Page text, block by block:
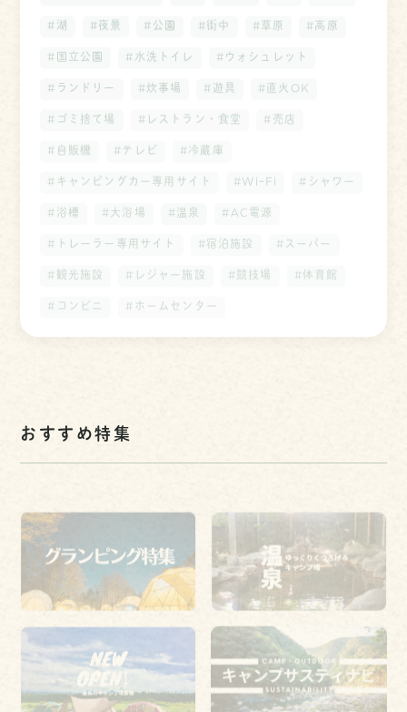
#湖 #夜景 #公園 #街中 #草原 #高原
#国立公園 #水洗トイレ #ウォシュレット
#ランドリー #炊事場 #遊具 #直火OK
#ゴミ捨て場 #レストラン・食堂 #売店
#自販機 #テレビ #冷蔵庫
#キャンピングカー専用サイト #WiｰFi #シャワー
#浴槽 #大浴場 #温泉 #AC電源
#トレーラー専用サイト #宿泊施設 #スーパー
#観光施設 #レジャー施設 #競技場 #体育館
#コンビニ #ホームセンター
おすすめ特集